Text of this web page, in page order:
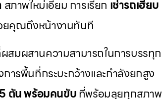
สภาพใหม่เอี่ยม การเรียก เช่ารถเฮี๊ยบ
ยคุณถึงหน้างานทันที
สมผสานความสามารถในการบรรทุก
ารพื้นที่กระบะกว้างและกำลังยกสูง
ตัน พร้อมคนขับที่พร้อมลุยทุกสภาพ